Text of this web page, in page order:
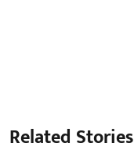
Related Stories